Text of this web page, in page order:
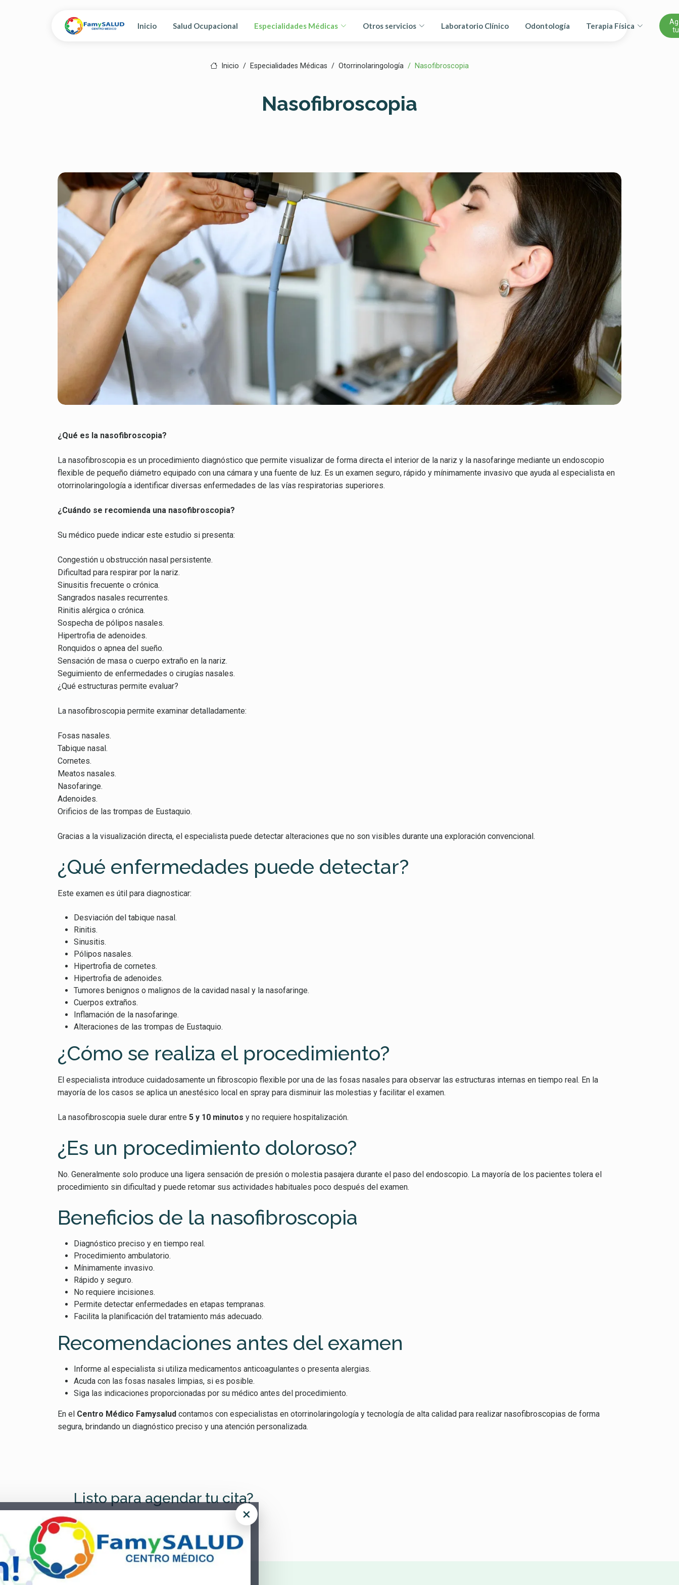
Inicio Salud Ocupacional Especialidades Médicas Otros servicios Laboratorio Clínico Odontología Terapia Física
Inicio Especialidades Médicas Otorrinolaringología Nasofibroscopia
Nasofibroscopia
¿Qué es la nasofibroscopia?
La nasofibroscopia es un procedimiento diagnóstico que permite visualizar de forma directa el interior de la nariz y la nasofaringe mediante un endoscopio
flexible de pequeño diámetro equipado con una cámara y una fuente de luz. Es un examen seguro, rápido y mínimamente invasivo que ayuda al especialista en
otorrinolaringología a identificar diversas enfermedades de las vías respiratorias superiores.
¿Cuándo se recomienda una nasofibroscopia?
Su médico puede indicar este estudio si presenta:
Congestión u obstrucción nasal persistente.
Dificultad para respirar por la nariz.
Sinusitis frecuente o crónica.
Sangrados nasales recurrentes.
Rinitis alérgica o crónica.
Sospecha de pólipos nasales.
Hipertrofia de adenoides.
Ronquidos o apnea del sueño.
Sensación de masa o cuerpo extraño en la nariz.
Seguimiento de enfermedades o cirugías nasales.
¿Qué estructuras permite evaluar?
La nasofibroscopia permite examinar detalladamente:
Fosas nasales.
Tabique nasal.
Cornetes.
Meatos nasales.
Nasofaringe.
Adenoides.
Orificios de las trompas de Eustaquio.
Gracias a la visualización directa, el especialista puede detectar alteraciones que no son visibles durante una exploración convencional.
¿Qué enfermedades puede detectar?
Este examen es útil para diagnosticar:
Desviación del tabique nasal.
Rinitis.
Sinusitis.
Pólipos nasales.
Hipertrofia de cornetes.
Hipertrofia de adenoides.
Tumores benignos o malignos de la cavidad nasal y la nasofaringe.
Cuerpos extraños.
Inflamación de la nasofaringe.
Alteraciones de las trompas de Eustaquio.
¿Cómo se realiza el procedimiento?
El especialista introduce cuidadosamente un fibroscopio flexible por una de las fosas nasales para observar las estructuras internas en tiempo real. En la
mayoría de los casos se aplica un anestésico local en spray para disminuir las molestias y facilitar el examen.
La nasofibroscopia suele durar entre 5 y 10 minutos y no requiere hospitalización.
¿Es un procedimiento doloroso?
No. Generalmente solo produce una ligera sensación de presión o molestia pasajera durante el paso del endoscopio. La mayoría de los pacientes tolera el
procedimiento sin dificultad y puede retomar sus actividades habituales poco después del examen.
Beneficios de la nasofibroscopia
Diagnóstico preciso y en tiempo real.
Procedimiento ambulatorio.
Mínimamente invasivo.
Rápido y seguro.
No requiere incisiones.
Permite detectar enfermedades en etapas tempranas.
Facilita la planificación del tratamiento más adecuado.
Recomendaciones antes del examen
Informe al especialista si utiliza medicamentos anticoagulantes o presenta alergias.
Acuda con las fosas nasales limpias, si es posible.
Siga las indicaciones proporcionadas por su médico antes del procedimiento.
En el Centro Médico Famysalud contamos con especialistas en otorrinolaringología y tecnología de alta calidad para realizar nasofibroscopias de forma
segura, brindando un diagnóstico preciso y una atención personalizada.
Listo para agendar tu cita?
×